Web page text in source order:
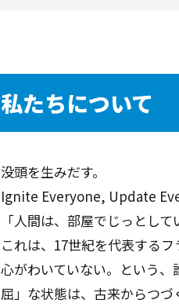
私たちについて
没頭を生みだす。
Ignite Everyone, Update
「⼈間は、部屋でじっとし
これは、17世紀を代表する
⼼がわいていない。という
屈」な状態は、古来からつづ